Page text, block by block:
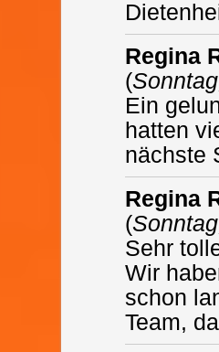
Regina
(
Ein
hatten
nächste
Regina
(
Sehr
Wir
schon
Team,